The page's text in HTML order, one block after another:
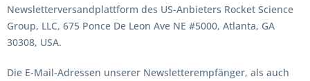
Newsletterversandplattform des US-Anbieters Rocket Science
Group, LLC, 675 Ponce De Leon Ave NE #5000, Atlanta, GA
30308, USA.
Die E-Mail-Adressen unserer Newsletterempfänger, als auch